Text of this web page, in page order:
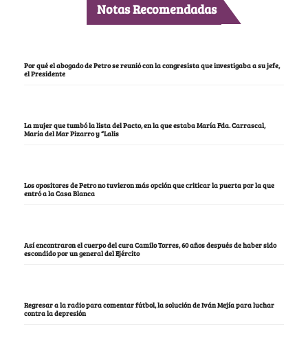
Notas Recomendadas
Por qué el abogado de Petro se reunió con la congresista que investigaba a su jefe,
el Presidente
La mujer que tumbó la lista del Pacto, en la que estaba María Fda. Carrascal,
María del Mar Pizarro y “Lalis
Los opositores de Petro no tuvieron más opción que criticar la puerta por la que
entró a la Casa Blanca
Así encontraron el cuerpo del cura Camilo Torres, 60 años después de haber sido
escondido por un general del Ejército
Regresar a la radio para comentar fútbol, la solución de Iván Mejía para luchar
contra la depresión